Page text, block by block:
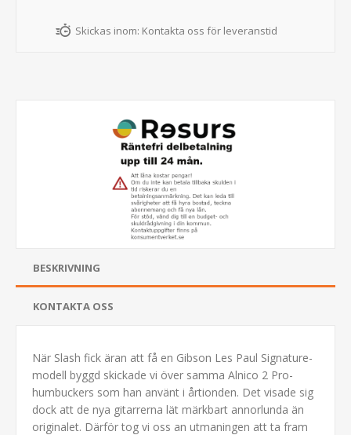
Skickas inom: Kontakta oss för leveranstid
BESKRIVNING
KONTAKTA OSS
När Slash fick äran att få en Gibson Les Paul Signature-
modell byggd skickade vi över samma Alnico 2 Pro-
humbuckers som han använt i årtionden. Det visade sig
dock att de nya gitarrerna lät märkbart annorlunda än
originalet. Därför tog vi oss an utmaningen att ta fram